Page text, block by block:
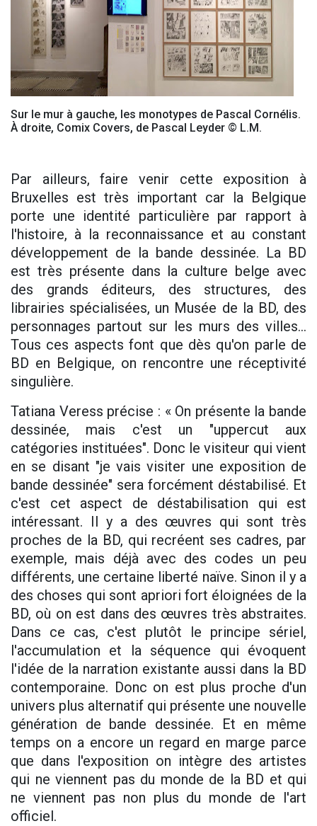
Sur le mur à gauche, les monotypes de Pascal Cornélis.
À droite, Comix Covers, de Pascal Leyder © L.M.
Par ailleurs, faire venir cette exposition à
Bruxelles est très important car la Belgique
porte une identité particulière par rapport à
l'histoire, à la reconnaissance et au constant
développement de la bande dessinée. La BD
est très présente dans la culture belge avec
des grands éditeurs, des structures, des
librairies spécialisées, un Musée de la BD, des
personnages partout sur les murs des villes...
Tous ces aspects font que dès qu'on parle de
BD en Belgique, on rencontre une réceptivité
singulière.
Tatiana Veress précise : « On présente la bande
dessinée, mais c'est un "uppercut aux
catégories instituées". Donc le visiteur qui vient
en se disant "je vais visiter une exposition de
bande dessinée" sera forcément déstabilisé. Et
c'est cet aspect de déstabilisation qui est
intéressant. Il y a des œuvres qui sont très
proches de la BD, qui recréent ses cadres, par
exemple, mais déjà avec des codes un peu
différents, une certaine liberté naïve. Sinon il y a
des choses qui sont apriori fort éloignées de la
BD, où on est dans des œuvres très abstraites.
Dans ce cas, c'est plutôt le principe sériel,
l'accumulation et la séquence qui évoquent
l'idée de la narration existante aussi dans la BD
contemporaine. Donc on est plus proche d'un
univers plus alternatif qui présente une nouvelle
génération de bande dessinée. Et en même
temps on a encore un regard en marge parce
que dans l'exposition on intègre des artistes
qui ne viennent pas du monde de la BD et qui
ne viennent pas non plus du monde de l'art
officiel.